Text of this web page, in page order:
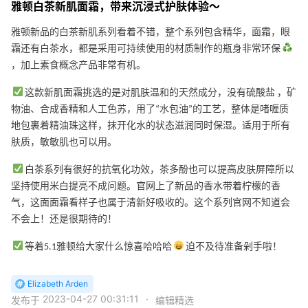
雅顿白茶新肌面霜，带来沉浸式护肤体验～
雅顿新品的白茶新肌系列看着不错，整个系列包含精华，面霜，眼
霜还有白茶水，都是采用可持续使用的材质制作的瓶身非常环保
，加上素食概念产品非常有机。
这款新肌面霜挑选的是对肌肤温和的天然成分，没有硫酸盐 ，矿
物油、合成香精和人工色苏，用了“水包油”的工艺，整体是啫喱质
地包裹着精油珠这样，抹开化水的状态滋润同时保湿。适用于所有
肤质，敏敏肌也可以用。
白茶系列有很好的抗氧化功效，茶多酚也可以提高皮肤屏障所以
坚持使用米白提亮不成问题。官网上了新品的香水带着柠檬的香
气，这面面霜看样子也属于清新好吸收的。这个系列官网不知道会
不会上！还是很期待的！
等着5.1雅顿给大家什么惊喜哈哈哈 迫不及待准备剁手啦！
Elizabeth Arden
发布于 2023-04-27 00:31:11 · 编辑精选